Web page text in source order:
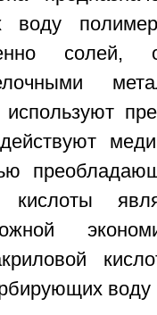
воду
солей,
кислоты